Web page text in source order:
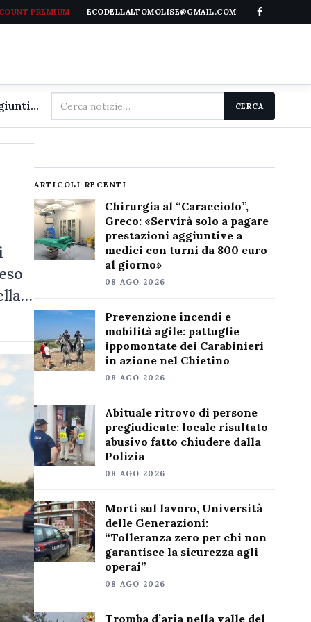
PREMIUM ECODELLALTOMOLISE@GMAIL.COM
Chirurgia al "Caracciolo", Greco: «Servirà solo a pagare prestazioni aggiuntive a medici con turni da 800 euro al giorno»
Cerca
nel
CERCA
ARTICOLI RECENTI
Chirurgia al “Caracciolo”,
Greco: «Servirà solo a pagare
prestazioni aggiuntive a
medici con turni da 800 euro
al giorno»
08 AGO 2026
Prevenzione incendi e
mobilità agile: pattuglie
ippomontate dei Carabinieri
in azione nel Chietino
08 AGO 2026
Abituale ritrovo di persone
pregiudicate: locale risultato
abusivo fatto chiudere dalla
Polizia
08 AGO 2026
Morti sul lavoro, Università
delle Generazioni:
“Tolleranza zero per chi non
garantisce la sicurezza agli
operai”
08 AGO 2026
Tromba d’aria nella valle del